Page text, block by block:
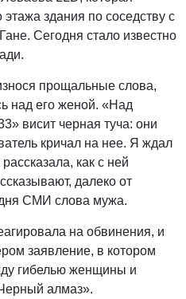
здания по соседству с
Сегодня стало известно
прощальные слова,
над его женой. «Над
висит черная туча: они
кричал на нее. Я ждал
как с ней
далеко от
СМИ слова мужа.
на обвинения, и
заявление, в котором
гибелью женщины и
алмаз».